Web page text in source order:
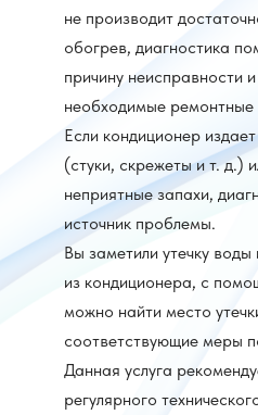
не производит
обогрев, диагностика
причину неисправности
необходимые ремонтные
Если кондиционер
(стуки, скрежеты и т. д.)
неприятные запахи,
источник проблемы.
Вы заметили утечку воды
из кондиционера, с
можно найти место
соответствующие меры
Данная услуга
регулярного